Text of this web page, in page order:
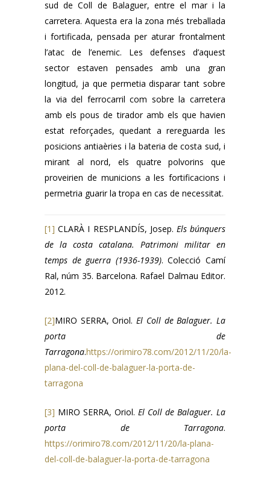
sud de Coll de Balaguer, entre el mar i la
carretera. Aquesta era la zona més treballada
i fortificada, pensada per aturar frontalment
l’atac de l’enemic. Les defenses d’aquest
sector estaven pensades amb una gran
longitud, ja que permetia disparar tant sobre
la via del ferrocarril com sobre la carretera
amb els pous de tirador amb els que havien
estat reforçades, quedant a rereguarda les
posicions antiaèries i la bateria de costa sud, i
mirant al nord, els quatre polvorins que
proveirien de municions a les fortificacions i
permetria guarir la tropa en cas de necessitat.
[1] CLARÀ I RESPLANDÍS, Josep. Els búnquers
de la costa catalana. Patrimoni militar en
temps de guerra (1936-1939). Colecció Camí
Ral, núm 35. Barcelona. Rafael Dalmau Editor.
2012.
[2]MIRO SERRA, Oriol.El Coll de Balaguer. La
porta de
Tarragona.https://orimiro78.com/2012/11/20/la-
plana-del-coll-de-balaguer-la-porta-de-
tarragona
[3] MIRO SERRA, Oriol. El Coll de Balaguer. La
porta de Tarragona.
https://orimiro78.com/2012/11/20/la-plana-
del-coll-de-balaguer-la-porta-de-tarragona